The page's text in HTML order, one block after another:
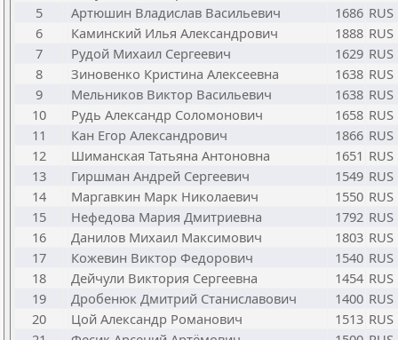
5
Артюшин Владислав Васильевич 1686 RUS
6
Каминский Илья Александрович 1888 RUS
7
Рудой Михаил Сергеевич 1629 RUS
8
Зиновенко Кристина Алексеевна 1638 RUS
9
Мельников Виктор Васильевич 1638 RUS
10
Рудь Александр Соломонович 1658 RUS
11
Кан Егор Александрович 1866 RUS
12
Шиманская Татьяна Антоновна 1651 RUS
13
Гиршман Андрей Сергеевич 1549 RUS
14
Маргавкин Марк Николаевич 1550 RUS
15
Нефедова Мария Дмитриевна 1792 RUS
16
Данилов Михаил Максимович 1803 RUS
17
Кожевин Виктор Федорович 1540 RUS
18
Дейчули Виктория Сергеевна 1454 RUS
19
Дробенюк Дмитрий Станиславович 1400 RUS
20
Цой Александр Романович 1513 RUS